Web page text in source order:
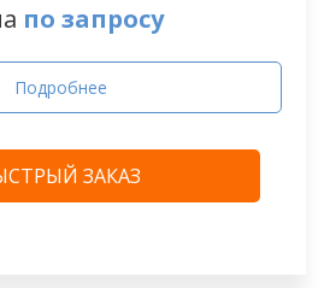
по запросу
Подробнее
ЗАКАЗ